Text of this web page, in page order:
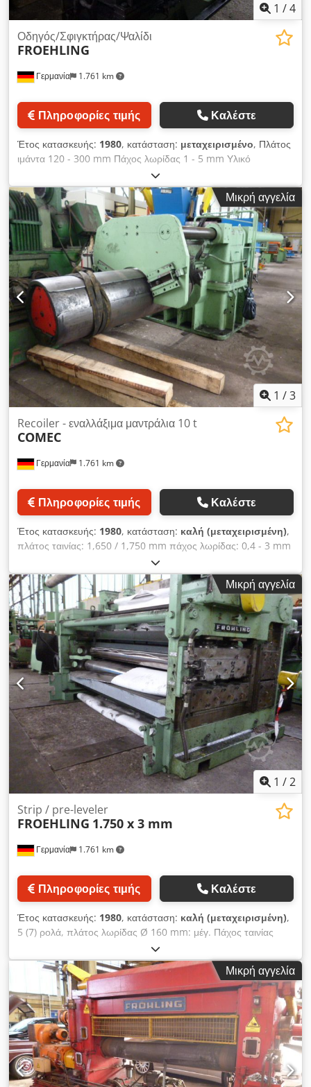
1 /4
Γερμανία 1.761 km
Οδηγός/Σφιγκτήρας/Ψαλίδι
FROEHLING
Πληροφορίες τιμής Καλέστε
Έτος κατασκευής: 1980, κατάσταση: μεταχειρισμένο, Πλάτος
ιμάντα 120 - 300 mm Πάχος λωρίδας 1 - 5 mm Υλικό
αναφοράς (αντοχή σε εφελκυσμό) 800 N/mm² Cjdpfx Aolil
Epohrsha
Μικρή αγγελία
1 /3
Γερμανία 1.761 km
Recoiler - εναλλάξιμα μαντράλια 10 t
COMEC
Πληροφορίες τιμής Καλέστε
Έτος κατασκευής: 1980, κατάσταση: καλή (μεταχειρισμένη),
πλάτος ταινίας: 1,650 / 1,750 mm πάχος λωρίδας: 0,4 - 3 mm
βάρος πηνίου: 10 t εναλλάξιμα μαντράλια, Ø: 304/406/610 mm
Chsdpfsdn I Hrsx Ahrja
Μικρή αγγελία
1 /2
Γερμανία 1.761 km
Strip / pre-leveler
FROEHLING 1.750 x 3 mm
Πληροφορίες τιμής Καλέστε
Έτος κατασκευής: 1980, κατάσταση: καλή (μεταχειρισμένη),
5 (7) ρολά, πλάτος λωρίδας Ø 160 mm: μέγ. Πάχος ταινίας
1,750 mm: 0,4 - 3 mm Cjdsdnztwspfx Ahroha
Μικρή αγγελία